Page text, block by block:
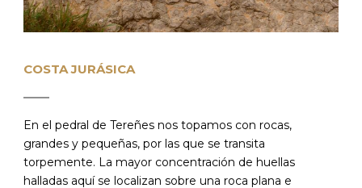
COSTA JURÁSICA
En el pedral de Tereñes nos topamos con rocas,
grandes y pequeñas, por las que se transita
torpemente. La mayor concentración de huellas
halladas aquí se localizan sobre una roca plana e